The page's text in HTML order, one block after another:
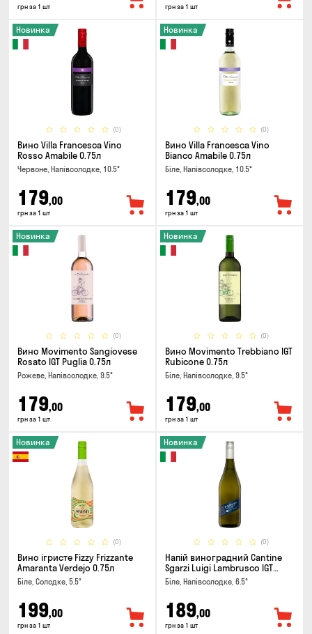
грн за 1 шт грн за 1 шт
(0)
Новинка
Вино Villa Francesca Vino
Rosso Amabile 0.75л
Червоне, Напівсолодке, 10.5°
179,00
грн за 1 шт
(0)
Новинка
Вино Villa Francesca Vino
Bianco Amabile 0.75л
Біле, Напівсолодке, 10.5°
179,00
грн за 1 шт
(0)
Новинка
Вино Movimento Sangiovese
Rosato IGT Puglia 0.75л
Рожеве, Напівсолодке, 9.5°
179,00
грн за 1 шт
(0)
Новинка
Вино Movimento Trebbiano IGT
Rubicone 0.75л
Біле, Напівсолодке, 9.5°
179,00
грн за 1 шт
(0)
Новинка
Вино ігристе Fizzy Frizzante
Amaranta Verdejo 0.75л
Біле, Солодке, 5.5°
199,00
грн за 1 шт
(0)
Новинка
Напій виноградний Cantine
Sgarzi Luigi Lambrusco IGT
Emilia Bianca Frizziante 0.75л
Біле, Напівсолодке, 6.5°
189,00
грн за 1 шт